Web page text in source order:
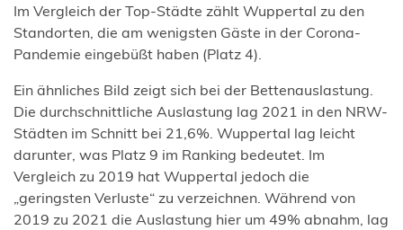
Im Vergleich der Top-Städte zählt Wuppertal zu den
Standorten, die am wenigsten Gäste in der Corona-
Pandemie eingebüßt haben (Platz 4).
Ein ähnliches Bild zeigt sich bei der Bettenauslastung.
Die durchschnittliche Auslastung lag 2021 in den NRW-
Städten im Schnitt bei 21,6%. Wuppertal lag leicht
darunter, was Platz 9 im Ranking bedeutet. Im
Vergleich zu 2019 hat Wuppertal jedoch die
„geringsten Verluste“ zu verzeichnen. Während von
2019 zu 2021 die Auslastung hier um 49% abnahm, lag